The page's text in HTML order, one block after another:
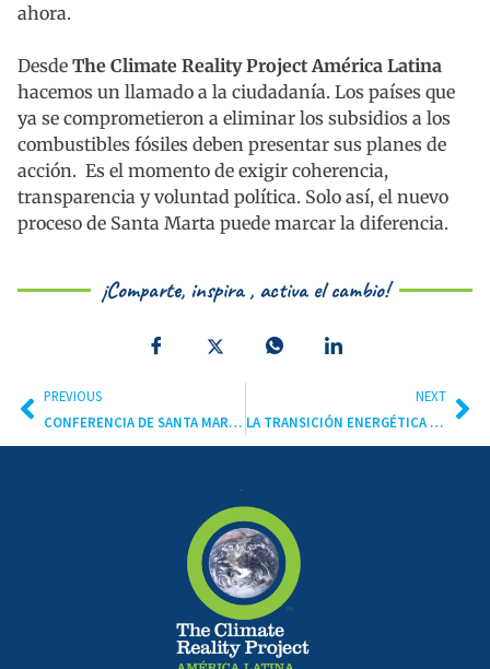
ahora.
Desde The Climate Reality Project América Latina
hacemos un llamado a la ciudadanía. Los países que
ya se comprometieron a eliminar los subsidios a los
combustibles fósiles deben presentar sus planes de
acción. Es el momento de exigir coherencia,
transparencia y voluntad política. Solo así, el nuevo
proceso de Santa Marta puede marcar la diferencia.
¡Comparte, inspira , activa el cambio!
PREVIOUS
CONFERENCIA DE SANTA MARTA PODRÍA RECONFIGURAR LA DIPLOMACIA CLIMÁTICA
NEXT
LA TRANSICIÓN ENERGÉTICA JUSTA EMPIEZA EN EL BARRIO: AMÉRICA LATINA SE MOVILIZA POR EL DERECHO A LAS ENERGÍAS RENOVABLES